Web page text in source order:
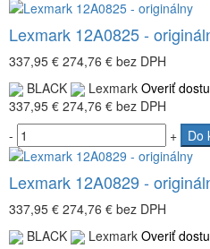
Lexmark 12A0825 -
337,95 € 274,76 € bez DPH
BLACK
Lexmark Overiť
337,95 € 274,76 € bez DPH
-
+ Do
Lexmark 12A0829 -
337,95 € 274,76 € bez DPH
BLACK
Lexmark Overiť